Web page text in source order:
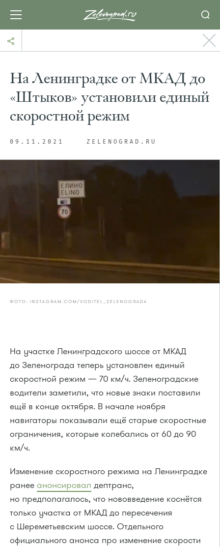
На Ленинградке от МКАД до
«Штыков» установили единый
скоростной режим
09.11.2021 ZELENOGRAD.RU
ФОТО: INSTAGRAM.COM/VODITEL_ZELENOGRADA
На участке Ленинградского шоссе от МКАД
до Зеленограда теперь установлен единый
скоростной режим — 70 км/ч. Зеленоградские
водители заметили, что новые знаки поставили
ещё в конце октября. В начале ноября
навигаторы показывали ещё старые скоростные
ограничения, которые колебались от 60 до 90
км/ч.
Изменение скоростного режима на Ленинградке
ранее анонсировал дептранс,
но предполагалось, что нововведение коснётся
только участка от МКАД до пересечения
с Шереметьевским шоссе. Отдельного
официального анонса про изменение скорости